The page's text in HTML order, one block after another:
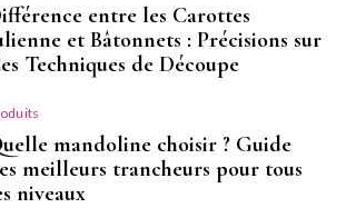
entre les Carottes
et Bâtonnets : Précisions sur
Techniques de Découpe
mandoline choisir ? Guide
meilleurs trancheurs pour tous
niveaux